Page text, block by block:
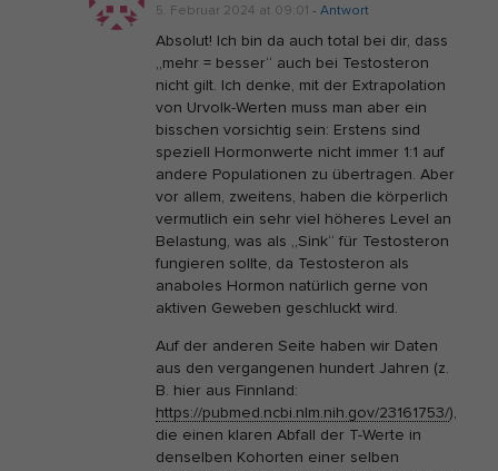
5. Februar 2024 at 09:01 - Antwort
Absolut! Ich bin da auch total bei dir, dass
„mehr = besser“ auch bei Testosteron
nicht gilt. Ich denke, mit der Extrapolation
von Urvolk-Werten muss man aber ein
bisschen vorsichtig sein: Erstens sind
speziell Hormonwerte nicht immer 1:1 auf
andere Populationen zu übertragen. Aber
vor allem, zweitens, haben die körperlich
vermutlich ein sehr viel höheres Level an
Belastung, was als „Sink“ für Testosteron
fungieren sollte, da Testosteron als
anaboles Hormon natürlich gerne von
aktiven Geweben geschluckt wird.
Auf der anderen Seite haben wir Daten
aus den vergangenen hundert Jahren (z.
B. hier aus Finnland:
https://pubmed.ncbi.nlm.nih.gov/23161753/),
die einen klaren Abfall der T-Werte in
denselben Kohorten einer selben